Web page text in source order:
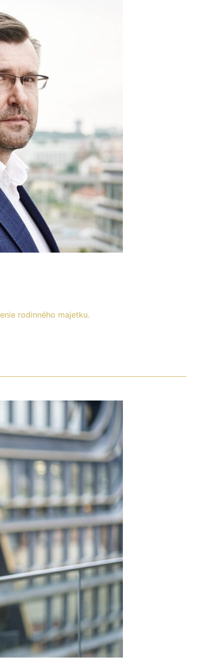
rodinného majetku.